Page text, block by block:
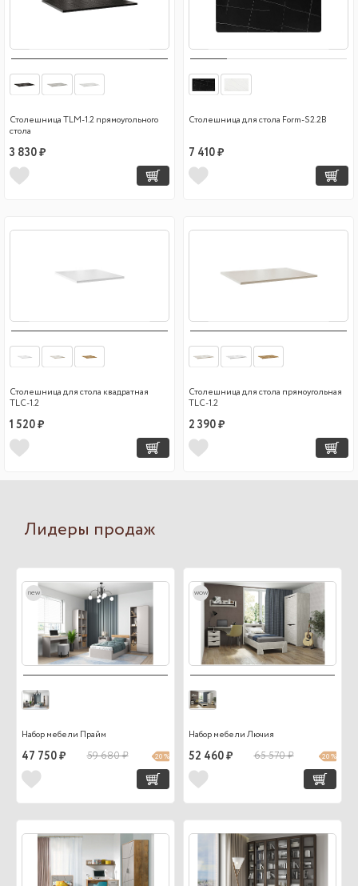
Столешница TLM-1.2 прямоугольного
стола
3 830 ₽
Столешница для стола Form-S2.2B
7 410 ₽
Столешница для стола квадратная
TLC-1.2
1 520 ₽
Столешница для стола прямоугольная
TLC-1.2
2 390 ₽
Лидеры продаж
new
Набор мебели Прайм
47 750 ₽ 59 680 ₽ 20 %
wow
Набор мебели Лючия
52 460 ₽ 65 570 ₽ 20 %